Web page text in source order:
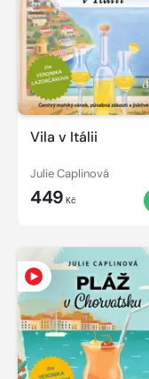
Vila v Itálii
Julie Caplinová
449 Kč